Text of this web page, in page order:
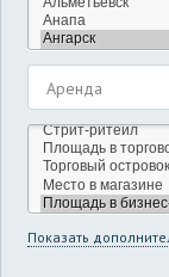
Аренда
Показать